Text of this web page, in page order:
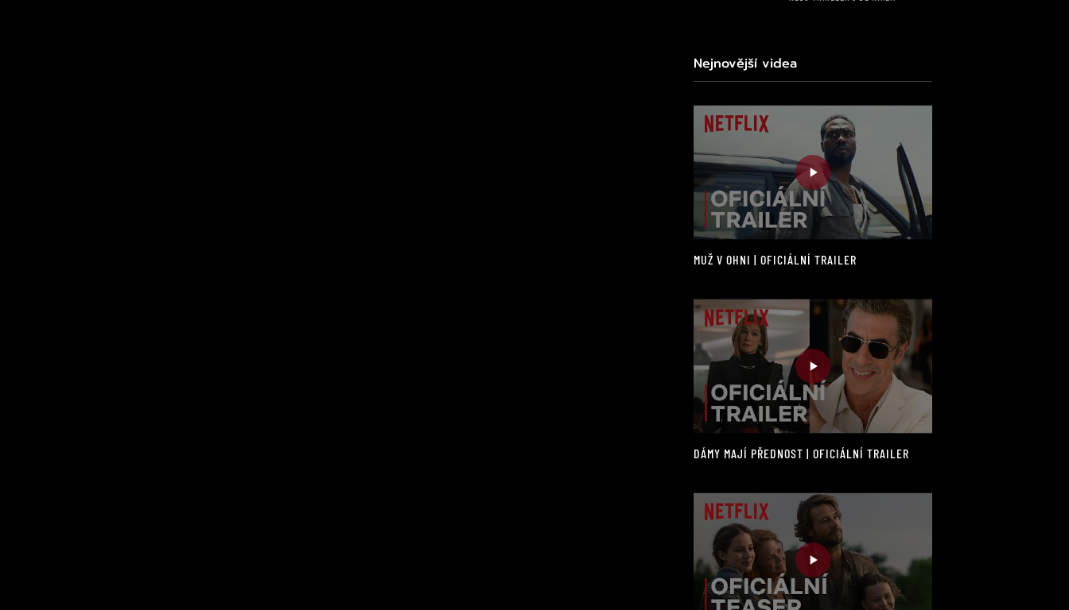
Nejnovější videa
MUŽ V OHNI | OFICIÁLNÍ TRAILER
DÁMY MAJÍ PŘEDNOST | OFICIÁLNÍ TRAILER